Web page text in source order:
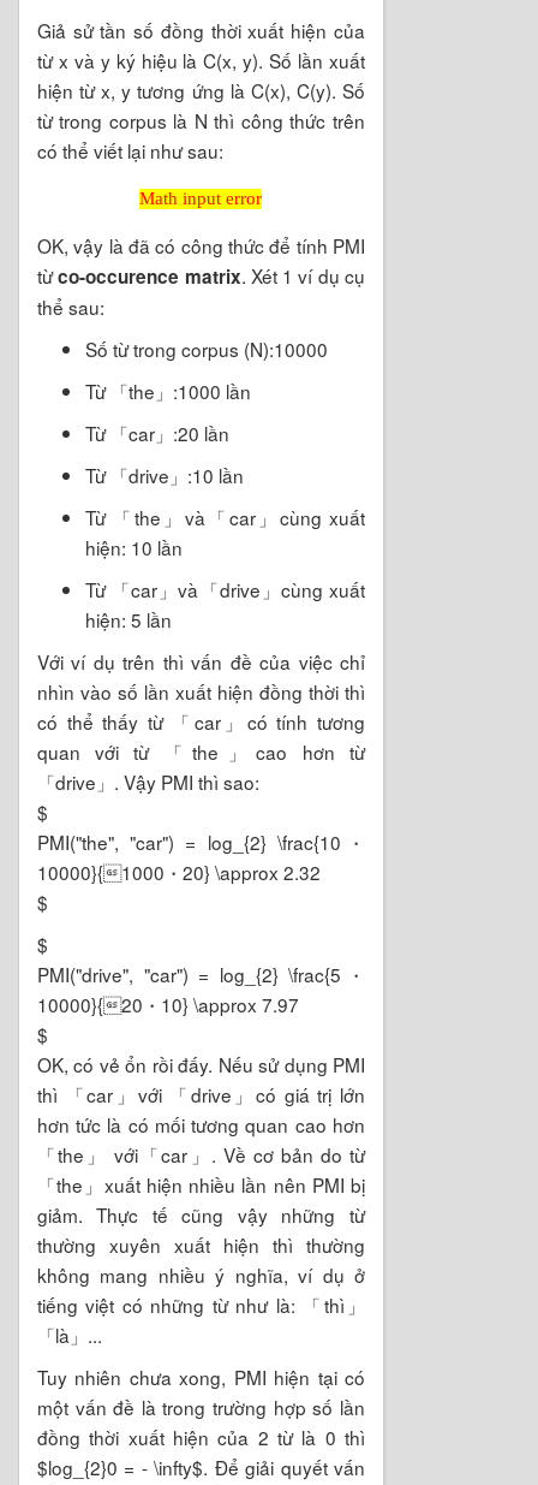
Giả sử tần số đồng thời xuất hiện của
từ x và y ký hiệu là C(x, y). Số lần xuất
hiện từ x, y tương ứng là C(x), C(y). Số
từ trong corpus là N thì công thức trên
có thể viết lại như sau:
Math input error
Math input error
OK, vậy là đã có công thức để tính PMI
từco-occurence matrix. Xét 1 ví dụ cụ
thể sau:
Số từ trong corpus (N):10000
Từ 「the」:1000 lần
Từ 「car」:20 lần
Từ 「drive」:10 lần
Từ 「the」và「car」cùng xuất
hiện: 10 lần
Từ 「car」và「drive」cùng xuất
hiện: 5 lần
Với ví dụ trên thì vấn đề của việc chỉ
nhìn vào số lần xuất hiện đồng thời thì
có thể thấy từ 「car」có tính tương
quan với từ 「the」cao hơn từ
「drive」. Vậy PMI thì sao:
$
PMI("the", "car") = log_{2} \frac{10・
10000}{1000・20} \approx 2.32
$
$
PMI("drive", "car") = log_{2} \frac{5・
10000}{20・10} \approx 7.97
$
OK, có vẻ ổn rồi đấy. Nếu sử dụng PMI
thì 「car」với 「drive」có giá trị lớn
hơn tức là có mối tương quan cao hơn
「the」 với「car」. Về cơ bản do từ
「the」xuất hiện nhiều lần nên PMI bị
giảm. Thực tế cũng vậy những từ
thường xuyên xuất hiện thì thường
không mang nhiều ý nghĩa, ví dụ ở
tiếng việt có những từ như là: 「thì」
「là」...
Tuy nhiên chưa xong, PMI hiện tại có
một vấn đề là trong trường hợp số lần
đồng thời xuất hiện của 2 từ là 0 thì
$log_{2}0 = - \infty$. Để giải quyết vấn